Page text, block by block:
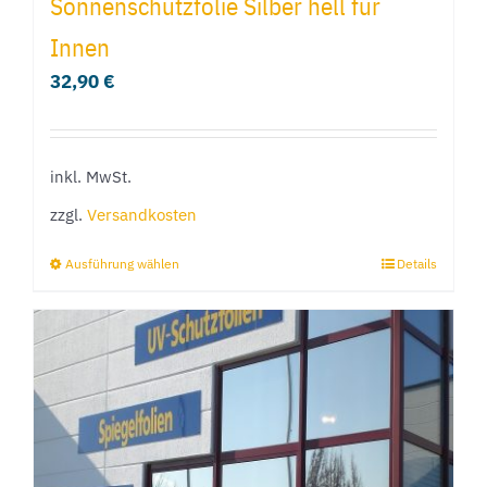
Innen
32,90€
inkl. MwSt.
zzgl. Versandkosten
Ausführung wählen
weist
mehrere
Varianten
auf.
Die
Details